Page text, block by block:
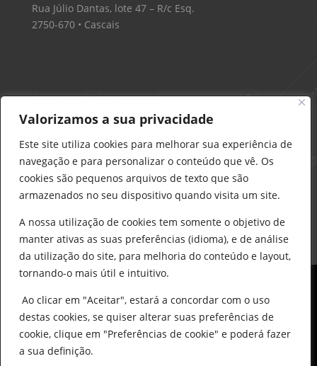
Valorizamos a sua privacidade
Este site utiliza cookies para melhorar sua experiência de
navegação e para personalizar o conteúdo que vê. Os
cookies são pequenos arquivos de texto que são
armazenados no seu dispositivo quando visita um site.
A nossa utilização de cookies tem somente o objetivo de
manter ativas as suas preferências (idioma), e de análise
da utilização do site, para melhoria do conteúdo e layout,
tornando-o mais útil e intuitivo.
Ao clicar em "Aceitar", estará a concordar com o uso
destas cookies, se quiser alterar suas preferências de
cookie, clique em "Preferências de cookie" e poderá fazer
a sua definição.
Rua Júlio Dantas, lote 47 – R/c Esq.
2750-670 • Cascais
Delarobia – Construção
912 441 514
construcao@delarobia.pt
R. António Andrade, 1171
2820-287 • Charneca de Caparica
© All Copyright 2025 by Delarobia.pt